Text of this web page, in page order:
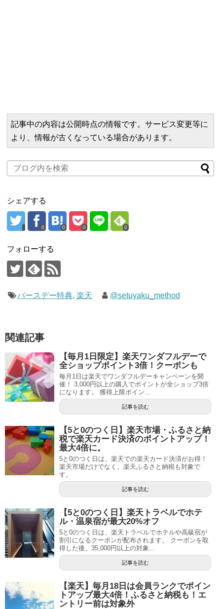
記事中の内容は公開時点の情報です。サービス変更等に
より、情報が古くなっている場合があります。
シェアする
0 0 0 0
フォローする
バースデー特典, 楽天 @setuyaku_method
関連記事
【毎月1日限定】楽天ワンダフルデーで
全ショップポイント3倍！クーポンも
毎月1日は楽天でワンダフルデーキャンペーンを開
催！ 3,000円以上の購入でポイントが全ショップ3倍
になります。 獲得上限ポイン...
記事を読む
【5と0のつく日】楽天市場・ふるさと納
税で楽天カード決済のポイントアップ！
最大4倍に。
5と0のつく日は、楽天での楽天カード決済がお得！
楽天市場だけでなく、楽天ふるさと納税も対象で
す。
記事を読む
【5と0のつく日】楽天トラベルでホテ
ル・温泉宿が最大20%オフ
5と0のつく日は、楽天トラベルでホテルや高級宿が
割引になるクーポンが配布されます。 クーポンを取
得した後、35,000円以上の対象...
記事を読む
【楽天】毎月18日は会員ランクでポイン
トアップ最大4倍！ふるさと納税も！エ
ントリー前は対象外